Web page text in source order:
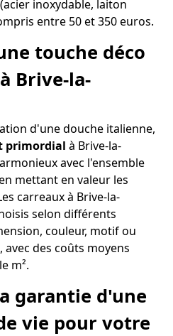
inoxydable, laiton
entre 50 et 350 euros.
touche déco
Brive-la-
d'une douche italienne,
primordial à Brive-la-
avec l'ensemble
mettant en valeur les
carreaux à Brive-la-
selon différents
couleur, motif ou
des coûts moyens
m².
garantie d'une
vie pour votre